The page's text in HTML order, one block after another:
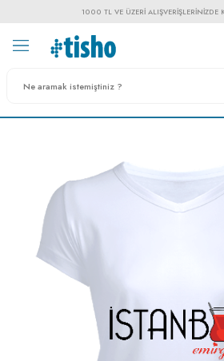
1000 TL VE ÜZERI ALIŞVERIŞLERINIZDE